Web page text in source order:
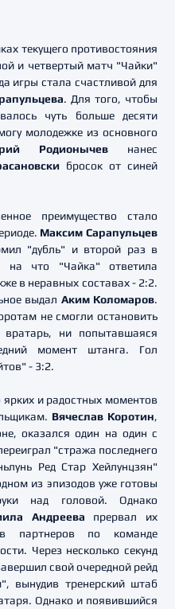
текущего противостояния
и четвертый матч "Чайки"
игры стала счастливой для
. Для того, чтобы
чуть больше десяти
молодежке из основного
Родионычевнанес
бросок от синей
преимущество стало
Максим Сарапульцев
"дубль" и второй раз в
на что "Чайка" ответила
в неравных составах - 2:2.
выдал Аким Коломаров.
не смогли остановить
ни попытавшаяся
момент штанга. Гол
- 3:2.
и радостных моментов
Вячеслав Коротин,
оказался один на один с
"стража последнего
Ред Стар Хейлунцзян"
из эпизодов уже готовы
над головой. Однако
Андреева прервал их
по команде
Через несколько секунд
свой очередной рейд
вынудив тренерский штаб
Однако и появившийся